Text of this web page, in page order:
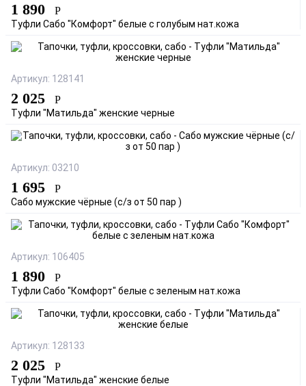
1 890 Р
Туфли Сабо "Комфорт" белые с голубым нат.кожа
Артикул: 128141
2 025 Р
Туфли "Матильда" женские черные
Артикул: 03210
1 695 Р
Сабо мужские чёрные (с/з от 50 пар )
Артикул: 106405
1 890 Р
Туфли Сабо "Комфорт" белые с зеленым нат.кожа
Артикул: 128133
2 025 Р
Туфли "Матильда" женские белые